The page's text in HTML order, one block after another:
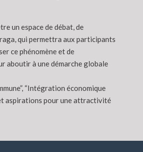
un espace de débat, de
qui permettra aux participants
ce phénomène et de
aboutir à une démarche globale
“Intégration économique
aspirations pour une attractivité